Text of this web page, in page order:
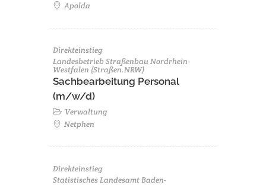
Apolda
Direkteinstieg
Landesbetrieb Straßenbau Nordrhein-
Westfalen (Straßen.NRW)
Sachbearbeitung Personal
(m/w/d)
Verwaltung
Netphen
Direkteinstieg
Statistisches Landesamt Baden-